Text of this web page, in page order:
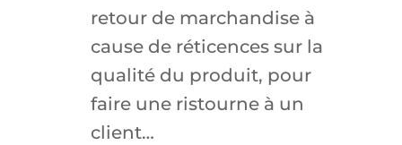
retour de marchandise à
cause de réticences sur la
qualité du produit, pour
faire une ristourne à un
client…